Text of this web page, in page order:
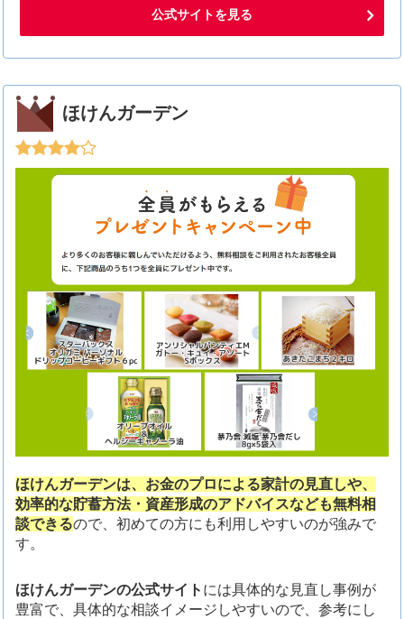
公式サイトを見る
ほけんガーデン
ほけんガーデンは、お金のプロによる家計の見直しや、
効率的な貯蓄方法・資産形成のアドバイスなども無料相
談できるので、初めての方にも利用しやすいのが強みで
す。
ほけんガーデンの公式サイト には具体的な見直し事例が
豊富で、具体的な相談イメージしやすいので、参考にし